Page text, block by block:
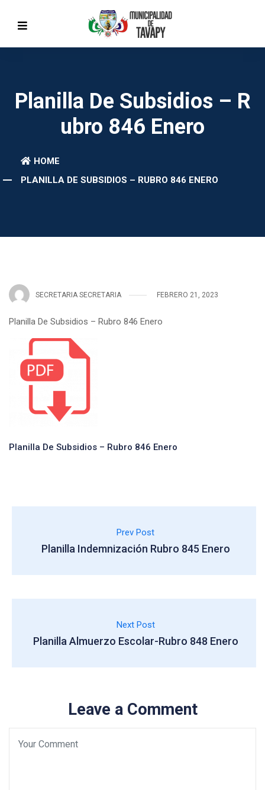
Planilla De Subsidios – R
Ubro 846 Enero
HOME
PLANILLA DE SUBSIDIOS – RUBRO 846 ENERO
SECRETARIA SECRETARIA FEBRERO 21, 2023
Planilla De Subsidios – Rubro 846 Enero
Planilla De Subsidios – Rubro 846 Enero
Prev Post
Planilla Indemnización Rubro 845 Enero
Next Post
Planilla Almuerzo Escolar-Rubro 848 Enero
Leave a Comment